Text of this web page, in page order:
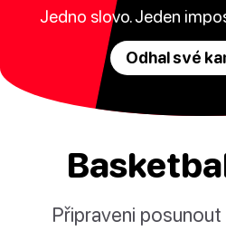
Jedno slovo. Jeden
Odhal své
Připraveni